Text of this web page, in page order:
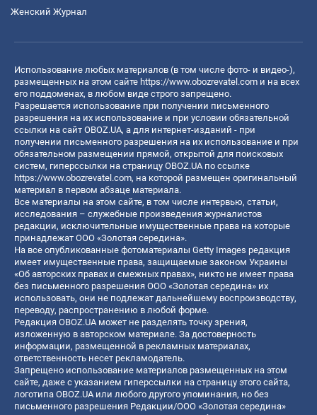
Женский Журнал
Использование любых материалов (в том числе фото- и видео-),
размещенных на этом сайте https://www.obozrevatel.com и на всех
его поддоменах, в любом виде строго запрещено.
Разрешается использование при получении письменного
разрешения на их использование и при условии обязательной
ссылки на сайт OBOZ.UA, а для интернет-изданий - при
получении письменного разрешения на их использование и при
обязательном размещении прямой, открытой для поисковых
систем, гиперссылки на страницу OBOZ.UA по ссылке
https://www.obozrevatel.com, на которой размещен оригинальный
материал в первом абзаце материала.
Все материалы на этом сайте, в том числе интервью, статьи,
исследования – служебные произведения журналистов
редакции, исключительные имущественные права на которые
принадлежат ООО «Золотая середина».
На все опубликованные фотоматериалы Getty Images редакция
имеет имущественные права, защищаемые законом Украины
«Об авторских правах и смежных правах», никто не имеет права
без письменного разрешения ООО «Золотая середина» их
использовать, они не подлежат дальнейшему воспроизводству,
переводу, распространению в любой форме.
Редакция OBOZ.UA может не разделять точку зрения,
изложенную в авторском материале. За достоверность
информации, размещенной в рекламных материалах,
ответственность несет рекламодатель.
Запрещено использование материалов размещенных на этом
сайте, даже с указанием гиперссылки на страницу этого сайта,
логотипа OBOZ.UA или любого другого упоминания, но без
письменного разрешения Редакции/ООО «Золотая середина»